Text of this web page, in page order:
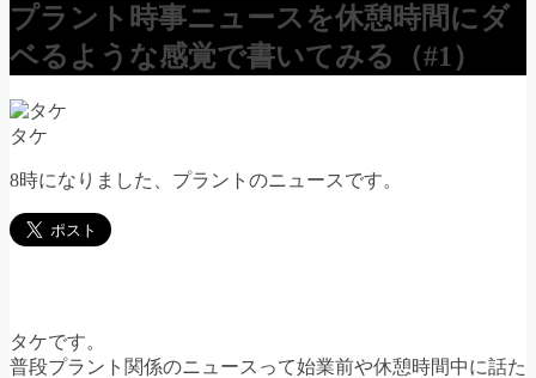
プラント時事ニュースを休憩時間にダ
ベるような感覚で書いてみる（#1）
タケ
8時になりました、プラントのニュースです。
タケです。
普段プラント関係のニュースって始業前や休憩時間中に話た